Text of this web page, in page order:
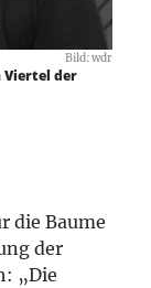
Bild: wdr
Viertel der
die Baume
der
„Die